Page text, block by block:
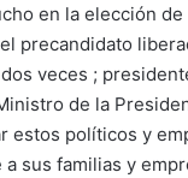
en la elección
precandidato
veces ;
de la
estos políticos y
sus familias y